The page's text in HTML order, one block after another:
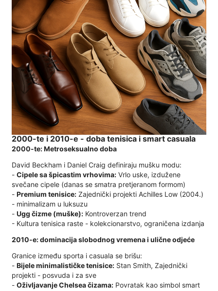
2000-te i 2010-e - doba tenisica i smart casuala
2000-te: Metroseksualno doba
David Beckham i Daniel Craig definiraju mušku modu:
- Cipele sa špicastim vrhovima: Vrlo uske, izdužene
svečane cipele (danas se smatra pretjeranom formom)
- Premium tenisice: Zajednički projekti Achilles Low (2004.)
- minimalizam u luksuzu
- Ugg čizme (muške): Kontroverzan trend
- Kultura tenisica raste - kolekcionarstvo, ograničena izdanja
2010-e: dominacija slobodnog vremena i ulične odjeće
Granice između sporta i casuala se brišu:
- Bijele minimalističke tenisice: Stan Smith, Zajednički
projekti - posvuda i za sve
- Oživljavanje Chelsea čizama: Povratak kao simbol smart